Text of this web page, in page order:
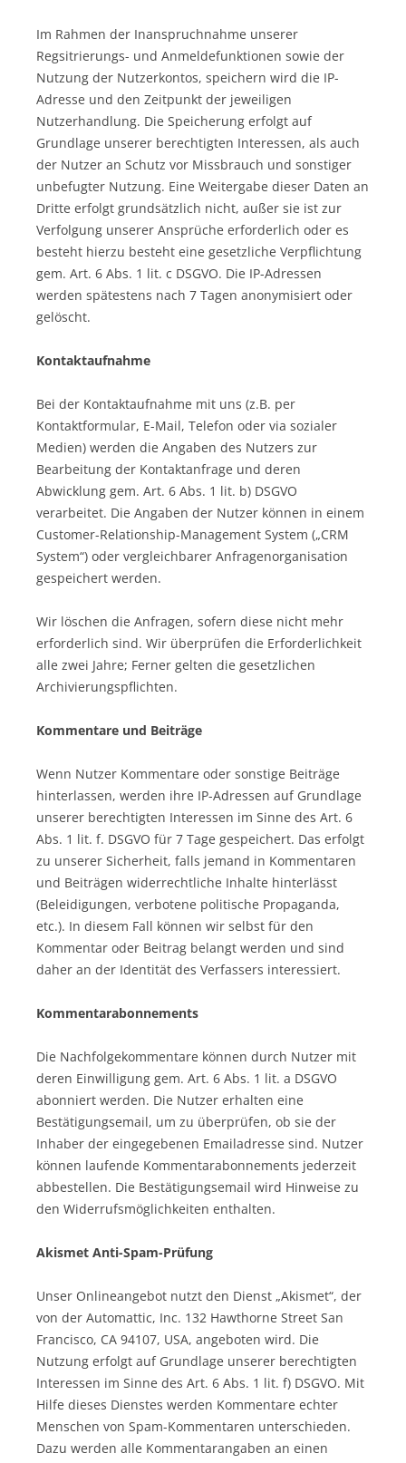
Im Rahmen der Inanspruchnahme unserer
Regsitrierungs- und Anmeldefunktionen sowie der
Nutzung der Nutzerkontos, speichern wird die IP-
Adresse und den Zeitpunkt der jeweiligen
Nutzerhandlung. Die Speicherung erfolgt auf
Grundlage unserer berechtigten Interessen, als auch
der Nutzer an Schutz vor Missbrauch und sonstiger
unbefugter Nutzung. Eine Weitergabe dieser Daten an
Dritte erfolgt grundsätzlich nicht, außer sie ist zur
Verfolgung unserer Ansprüche erforderlich oder es
besteht hierzu besteht eine gesetzliche Verpflichtung
gem. Art. 6 Abs. 1 lit. c DSGVO. Die IP-Adressen
werden spätestens nach 7 Tagen anonymisiert oder
gelöscht.
Kontaktaufnahme
Bei der Kontaktaufnahme mit uns (z.B. per
Kontaktformular, E-Mail, Telefon oder via sozialer
Medien) werden die Angaben des Nutzers zur
Bearbeitung der Kontaktanfrage und deren
Abwicklung gem. Art. 6 Abs. 1 lit. b) DSGVO
verarbeitet. Die Angaben der Nutzer können in einem
Customer-Relationship-Management System („CRM
System“) oder vergleichbarer Anfragenorganisation
gespeichert werden.
Wir löschen die Anfragen, sofern diese nicht mehr
erforderlich sind. Wir überprüfen die Erforderlichkeit
alle zwei Jahre; Ferner gelten die gesetzlichen
Archivierungspflichten.
Kommentare und Beiträge
Wenn Nutzer Kommentare oder sonstige Beiträge
hinterlassen, werden ihre IP-Adressen auf Grundlage
unserer berechtigten Interessen im Sinne des Art. 6
Abs. 1 lit. f. DSGVO für 7 Tage gespeichert. Das erfolgt
zu unserer Sicherheit, falls jemand in Kommentaren
und Beiträgen widerrechtliche Inhalte hinterlässt
(Beleidigungen, verbotene politische Propaganda,
etc.). In diesem Fall können wir selbst für den
Kommentar oder Beitrag belangt werden und sind
daher an der Identität des Verfassers interessiert.
Kommentarabonnements
Die Nachfolgekommentare können durch Nutzer mit
deren Einwilligung gem. Art. 6 Abs. 1 lit. a DSGVO
abonniert werden. Die Nutzer erhalten eine
Bestätigungsemail, um zu überprüfen, ob sie der
Inhaber der eingegebenen Emailadresse sind. Nutzer
können laufende Kommentarabonnements jederzeit
abbestellen. Die Bestätigungsemail wird Hinweise zu
den Widerrufsmöglichkeiten enthalten.
Akismet Anti-Spam-Prüfung
Unser Onlineangebot nutzt den Dienst „Akismet“, der
von der Automattic, Inc. 132 Hawthorne Street San
Francisco, CA 94107, USA, angeboten wird. Die
Nutzung erfolgt auf Grundlage unserer berechtigten
Interessen im Sinne des Art. 6 Abs. 1 lit. f) DSGVO. Mit
Hilfe dieses Dienstes werden Kommentare echter
Menschen von Spam-Kommentaren unterschieden.
Dazu werden alle Kommentarangaben an einen